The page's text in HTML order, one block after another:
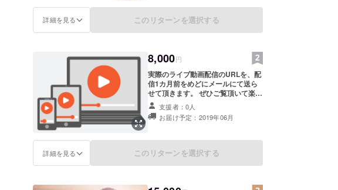
詳細を見る このリターンを選択する
8,000円
実際のライブ動画配信のURLを、配
信1カ月前をめどにメールにて送ら
せて頂きます。 ぜひご覧頂いて楽し
んで頂ければと思います。
支援者：0人
お届け予定：2019年06月
詳細を見る このリターンを選択する